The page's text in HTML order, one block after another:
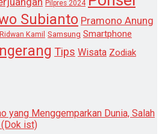
Pilpres 2024
Subianto Pramono Anung
Ridwan Kamil Samsung Smartphone
Tips Wisata Zodiak